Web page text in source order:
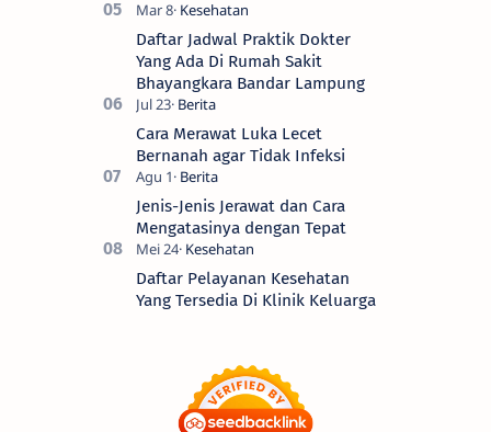
Daftar Jadwal Praktik Dokter
Yang Ada Di Rumah Sakit
Bhayangkara Bandar Lampung
Cara Merawat Luka Lecet
Bernanah agar Tidak Infeksi
Jenis-Jenis Jerawat dan Cara
Mengatasinya dengan Tepat
Daftar Pelayanan Kesehatan
Yang Tersedia Di Klinik Keluarga